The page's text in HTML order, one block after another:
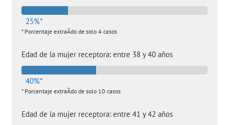
25%*
* Porcentaje extraÃ­do de solo 4 casos
Edad de la mujer receptora: entre 38 y 40 años
40%*
* Porcentaje extraÃ­do de solo 10 casos
Edad de la mujer receptora: entre 41 y 42 años